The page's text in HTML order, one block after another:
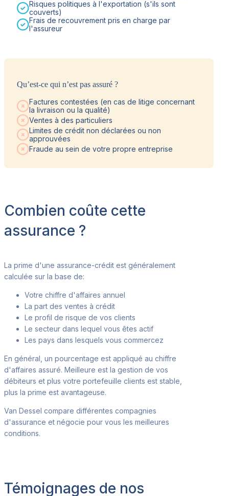
Risques politiques à l'exportation (s'ils sont
couverts)
Frais de recouvrement pris en charge par
l'assureur
Qu’est-ce qui n’est pas assuré ?
Factures contestées (en cas de litige concernant
la livraison ou la qualité)
Ventes à des particuliers
Limites de crédit non déclarées ou non
approuvées
Fraude au sein de votre propre entreprise
Combien coûte cette
assurance ?
La prime d'une assurance-crédit est généralement
calculée sur la base de:
Votre chiffre d'affaires annuel
La part des ventes à crédit
Le profil de risque de vos clients
Le secteur dans lequel vous êtes actif
Les pays dans lesquels vous commercez
En général , un pourcentage est appliqué au chiffre
d'affaires assuré. Meilleure est la gestion de vos
débiteurs et plus votre portefeuille clients est stable,
plus la prime est avantageuse.
Van Dessel compare différentes compagnies
d'assurance et négocie pour vous les meilleures
conditions.
Témoignages de nos